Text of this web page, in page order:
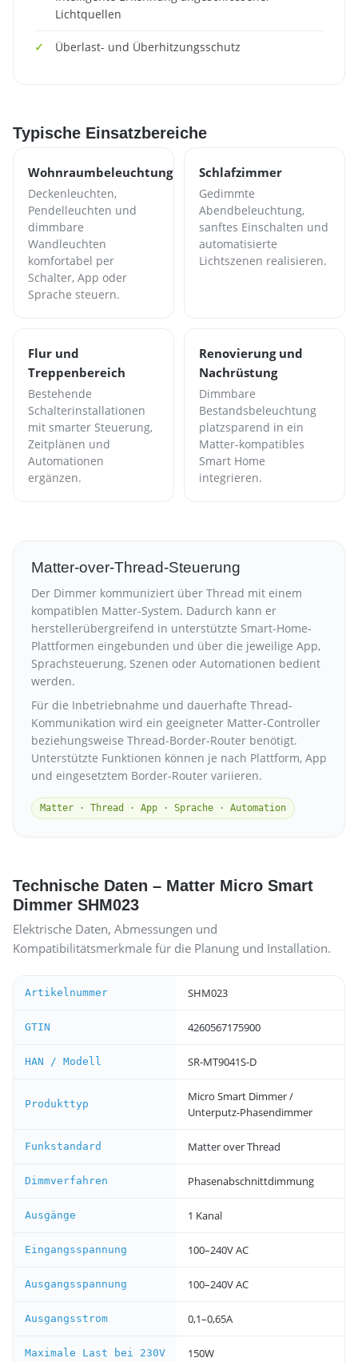
Lichtquellen
Überlast- und Überhitzungsschutz
Typische Einsatzbereiche
Wohnraumbeleuchtung
Deckenleuchten,
Pendelleuchten und
dimmbare
Wandleuchten
komfortabel per
Schalter, App oder
Sprache steuern.
Schlafzimmer
Gedimmte
Abendbeleuchtung,
sanftes Einschalten und
automatisierte
Lichtszenen realisieren.
Flur und
Treppenbereich
Bestehende
Schalterinstallationen
mit smarter Steuerung,
Zeitplänen und
Automationen
ergänzen.
Renovierung und
Nachrüstung
Dimmbare
Bestandsbeleuchtung
platzsparend in ein
Matter-kompatibles
Smart Home
integrieren.
Matter-over-Thread-Steuerung
Der Dimmer kommuniziert über Thread mit einem
kompatiblen Matter-System. Dadurch kann er
herstellerübergreifend in unterstützte Smart-Home-
Plattformen eingebunden und über die jeweilige App,
Sprachsteuerung, Szenen oder Automationen bedient
werden.
Für die Inbetriebnahme und dauerhafte Thread-
Kommunikation wird ein geeigneter Matter-Controller
beziehungsweise Thread-Border-Router benötigt.
Unterstützte Funktionen können je nach Plattform, App
und eingesetztem Border-Router variieren.
Matter · Thread · App · Sprache · Automation
Technische Daten – Matter Micro Smart
Dimmer SHM023
Elektrische Daten, Abmessungen und
Kompatibilitätsmerkmale für die Planung und Installation.
Artikelnummer SHM023
GTIN 4260567175900
HAN / Modell SR-MT9041S-D
Produkttyp
Micro Smart Dimmer /
Unterputz-Phasendimmer
Funkstandard Matter over Thread
Dimmverfahren Phasenabschnittdimmung
Ausgänge 1 Kanal
Eingangsspannung 100–240V AC
Ausgangsspannung 100–240V AC
Ausgangsstrom 0,1–0,65A
Maximale Last bei 230V 150W